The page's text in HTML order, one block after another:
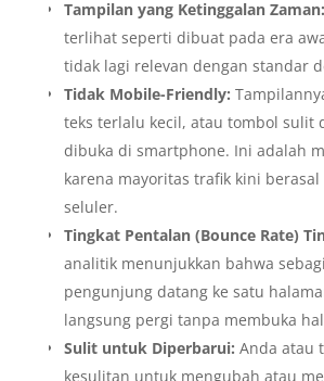
Tampilan yang Ketinggalan Zaman:
terlihat seperti dibuat pada era
tidak lagi relevan dengan standar
Tidak Mobile-Friendly:
teks terlalu kecil, atau tombol sulit
dibuka di smartphone. Ini adalah
karena mayoritas trafik kini
seluler.
Tingkat Pentalan (Bounce Rate)
analitik menunjukkan bahwa
pengunjung datang ke satu
langsung pergi tanpa membuka
Sulit untuk Diperbarui: Anda atau
kesulitan untuk mengubah atau